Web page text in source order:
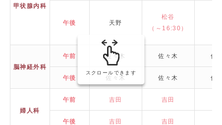
甲状腺内科
午後 天野
松谷
（～16:30）
脳神経外科
午前 佐々木 佐々木 佐
午後 佐々木 佐々木 佐
婦人科
午前 吉田 吉田
午後 吉田 吉田
スクロールできます